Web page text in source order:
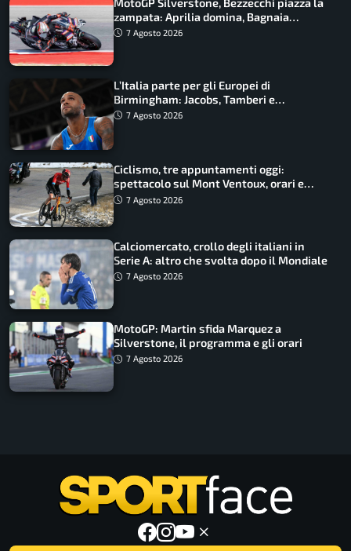
zampata: Aprilia domina, Bagnaia
costretto al Q1
7 Agosto 2026
L’Italia parte per gli Europei di
Birmingham: Jacobs, Tamberi e
Battocletti guidano una spedizione
7 Agosto 2026
Ciclismo, tre appuntamenti oggi:
spettacolo sul Mont Ventoux, orari e
come vederli
7 Agosto 2026
Calciomercato, crollo degli italiani in
Serie A: altro che svolta dopo il Mondiale
7 Agosto 2026
MotoGP: Martin sfida Marquez a
Silverstone, il programma e gli orari
7 Agosto 2026